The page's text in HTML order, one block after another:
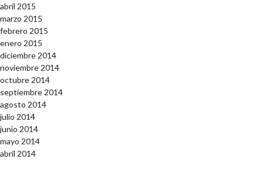
abril 2015
marzo 2015
febrero 2015
enero 2015
diciembre 2014
noviembre 2014
octubre 2014
septiembre 2014
agosto 2014
julio 2014
junio 2014
mayo 2014
abril 2014